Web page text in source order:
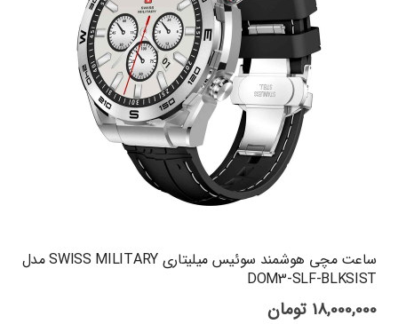
ساعت مچی هوشمند سوئیس میلیتاری SWISS MILITARY مدل
DOM3-SLF-BLKSIST
18,000,000 تومان